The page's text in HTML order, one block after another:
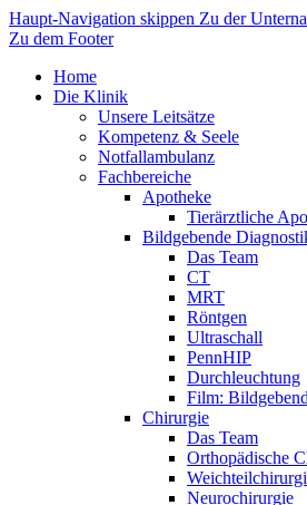
Haupt-Navigation skippen Zu der
Zu dem Footer
Home
Die Klinik
Unsere Leitsätze
Kompetenz & Seele
Notfallambulanz
Fachbereiche
Apotheke
Tierärztliche
Bildgebende
Das Team
CT
MRT
Röntgen
Ultraschall
PennHIP
Durchleuchtung
Film:
Chirurgie
Das Team
Orthopädische
Neurochirurgie